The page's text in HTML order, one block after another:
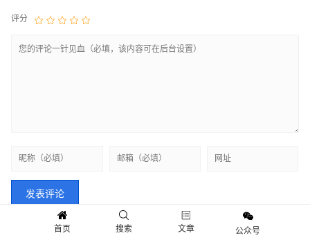
评分
首页 搜索 文章 公众号